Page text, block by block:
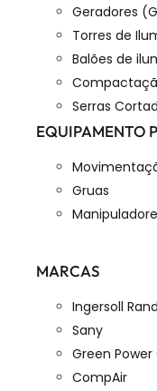
Geradores
Torres de
Balões de
Serras
EQUIPAMENTO
Gruas
MARCAS
Ingersoll Rand
Sany
Green
CompAir